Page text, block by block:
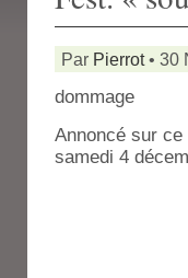
Par Pierrot• 30
dommage
Annoncé sur
samedi 4